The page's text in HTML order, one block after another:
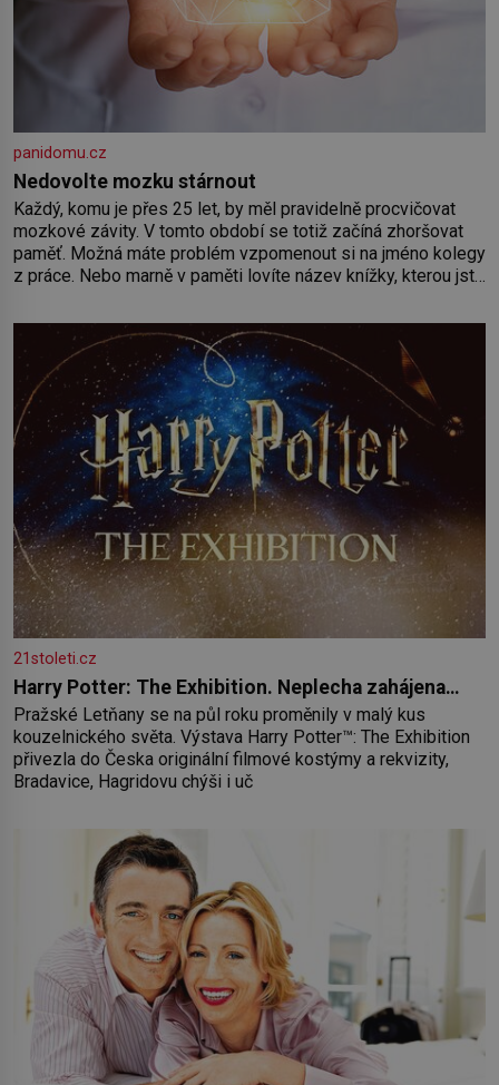
panidomu.cz
Nedovolte mozku stárnout
Každý, komu je přes 25 let, by měl pravidelně procvičovat
mozkové závity. V tomto období se totiž začíná zhoršovat
paměť. Možná máte problém vzpomenout si na jméno kolegy
z práce. Nebo marně v paměti lovíte název knížky, kterou jste
paměť rozhodla stávkovat. Cvičte
21stoleti.cz
Harry Potter: The Exhibition. Neplecha zahájena…
Pražské Letňany se na půl roku proměnily v malý kus
kouzelnického světa. Výstava Harry Potter™: The Exhibition
přivezla do Česka originální filmové kostýmy a rekvizity,
Bradavice, Hagridovu chýši i uč